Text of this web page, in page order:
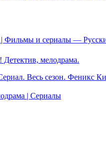
Фильмы и сериалы —
мелодрама.
Весь сезон. Феникс
| Сериалы